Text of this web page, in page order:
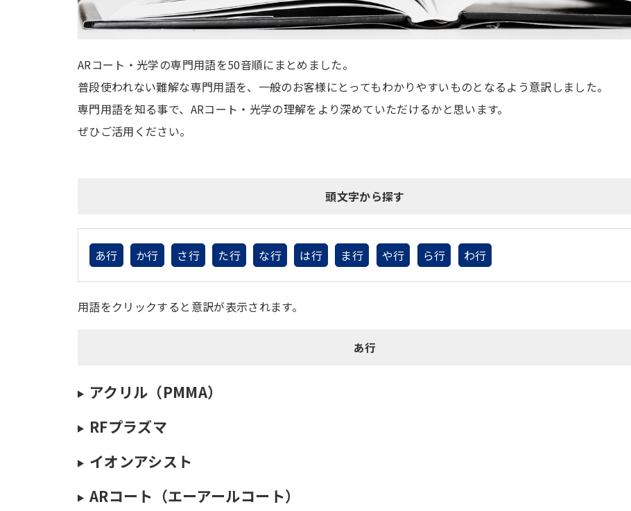
ARコート・光学の専門用語を50音順にまとめました。
普段使われない難解な専門用語を、一般のお客様にとってもわかりやすいものとなるよう意訳しました。
専門用語を知る事で、ARコート・光学の理解をより深めていただけるかと思います。
ぜひご活用ください。
頭文字から探す
あ行 か行 さ行 た行 な行 は行 ま行 や行 ら行 わ行
用語をクリックすると意訳が表示されます。
あ行
アクリル（PMMA）
RFプラズマ
イオンアシスト
ARコート（エーアールコート）